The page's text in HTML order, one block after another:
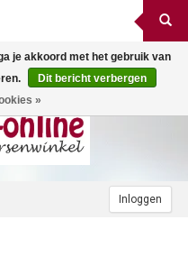
Inloggen
je akkoord met het gebruik van
Dit bericht verbergen
»